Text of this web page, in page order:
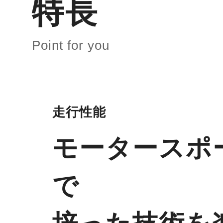
特長
Point for you
走行性能
モータースポ
で